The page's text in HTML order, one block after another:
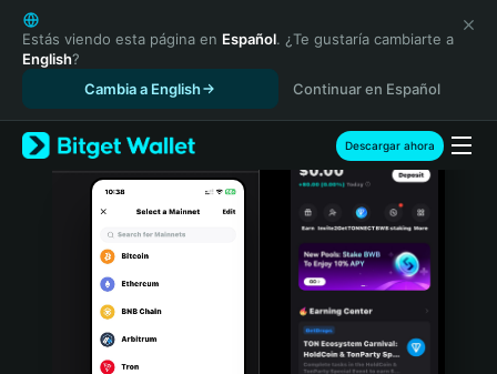
English
日本語
Tiếng Việt
Español (Latinoamérica)
Türkçe
Italiano
Português (Portugal)
Bahasa Indonesia
Estás viendo esta página en Español. ¿Te gustaría cambiarte a
English?
Cambia a English
Continuar en Español
Descargar ahora